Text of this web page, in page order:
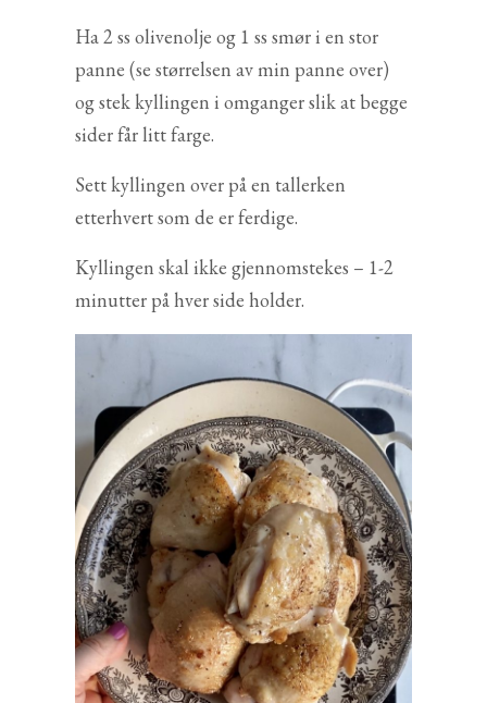
Ha 2 ss olivenolje og 1 ss smør i en stor
panne (se størrelsen av min panne over)
og stek kyllingen i omganger slik at begge
sider får litt farge.
Sett kyllingen over på en tallerken
etterhvert som de er ferdige.
Kyllingen skal ikke gjennomstekes – 1-2
minutter på hver side holder.